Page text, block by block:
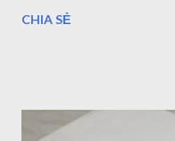
Tân Quy Quận 7. Vừa là
Thảm lót sàn quận 7 -
CHIA SẺ